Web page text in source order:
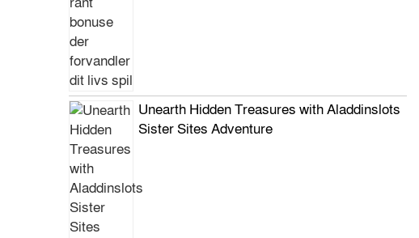
Unearth Hidden Treasures with Aladdinslots
Sister Sites Adventure